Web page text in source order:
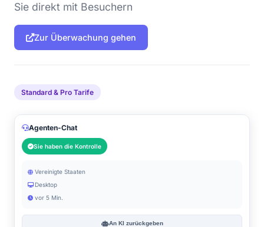
Sie direkt mit Besuchern
Zur Überwachung gehen
Standard & Pro Tarife
Agenten-Chat
Sie haben die Kontrolle
Vereinigte Staaten
Desktop
vor 5 Min.
An KI zurückgeben